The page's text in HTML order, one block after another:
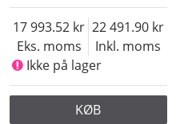
Eks. moms
17 993.52
Inkl. moms
22 491.90
Ikke på lager
KØB